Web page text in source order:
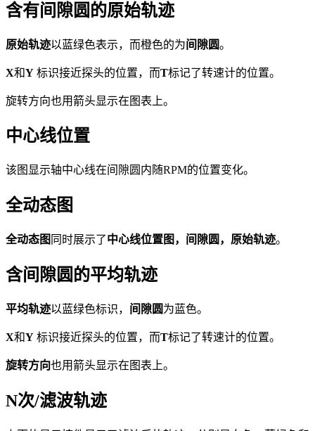
含有间隙圆的原始轨迹
原始轨迹以蓝绿色表示，而橙色的为间隙圆。
X和Y 标识接近探头的位置，而T标记了转速计的位置。
旋转方向也用箭头显示在图表上。
中心线位置
该图显示轴中心线在间隙圆内随RPM的位置变化。
全动态图
全动态图 同时展示了中心线位置图，间隙圆，原始轨迹。
含间隙圆的平均轨迹
平均轨迹以蓝绿色标识， 间隙圆为蓝色。
X和Y 标识接近探头的位置，而T标记了转速计的位置。
旋转方向也用箭头显示在图表上。
N次/滤波轨迹